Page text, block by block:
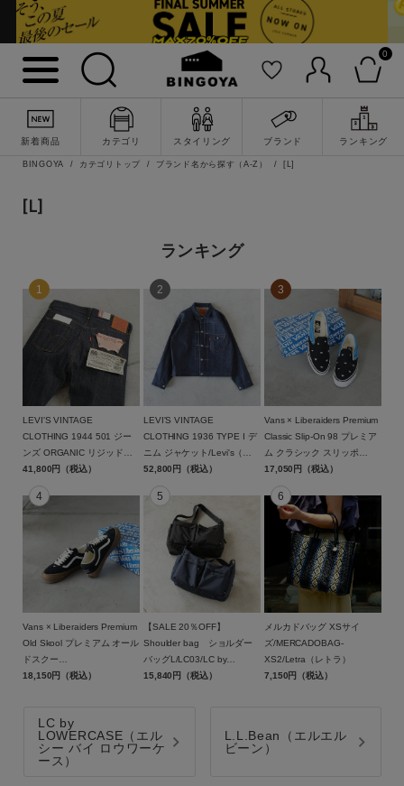
0
新着商品 カテゴリ スタイリング ブランド ランキング
詳細検索
キーワード
性別
LADIES
アウター
スカート
シューズ
グッズ
サイズ
BINGOYA カテゴリトップ ブランド名から探す（A-Z） [L]
[L]
ランキング
LEVI'S VINTAGE
CLOTHING 1944 501 ジー
ンズ ORGANIC リジッド
/44501-0088/Levi's（リーバ
41,800円（税込）
LEVI'S VINTAGE
CLOTHING 1936 TYPE I デ
ニム ジャケット/Levi's（リ
ーバイス）
52,800円（税込）
Vans × Liberaiders Premium
Classic Slip-On 98 プレミア
ム クラシック スリッポ
ン/779012608/VANS（ヴァ
17,050円（税込）
Vans × Liberaiders Premium
Old Skool プレミアム オール
ドスクー
ル/779022608/VANS（ヴァ
18,150円（税込）
【SALE 20％OFF】
Shoulder bag ショルダー
バッグL/LC03/LC by
LOWERCASE（エルシー バ
15,840円（税込）
メルカドバッグ XSサイ
ズ/MERCADOBAG-
XS2/Letra（レトラ）
7,150円（税込）
LC by
LOWERCASE（エル
シー バイ ロウワーケ
ース）
L.L.Bean（エルエル
ビーン）